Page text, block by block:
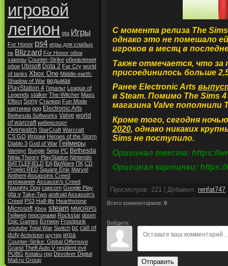
игровой
легион gta Игры
For Honor ps4 игры для слабых
пк Blizzard For Honor обои
хакеры Counter-Strike обновления
обои Ubisoft Dota 2 Far Cry world
of tanks Xbox One Middle-earth:
Shadow of War ведьмак
PlayStation 4 Геральт League of
Legends stalker The-Witcher Mass
Effect Sony Сталкер Fun Mode
картинки gog Electronic Arts
Bethesda Softworks Valve world
of warcraft киберспорт
Overwatch StarCraft Warcraft
CS:GO Игроки Heroes of the Storm
Diablo 3 God of War Геймеры
Vampyr Bungie Sega РС Bethesda
Ninja Theory PlayStation Nintendo
BATTLEFIELD EA BioWare ПК CD
Projekt RED Square Enix Marvel
AnthemAssassins Creed
игромания Assassin’s Creed
Naughty Dog capcom Google Play
gta v Take-Two androidAssassin's
Creed PS3 Half-life Hearthstone
Microsoft Xbox steam MMORPG
Геймер персонажи Rockstar doom
Epic Games Бэтмен Frostpunk
youtube Total War Switch pc call of
dutyActivision шутер игра
Counter-Strike: Global Offensive
Grand Theft Auto V resident evil
PUBG Kotaku rpg Devolver Digital
Mail.ru Group
С момента релиза The
однако это не помешало
игроков в месяц в
Также отмечается, что за
присоединилось больше
Ранее Electronic Arts
в Steam. Помимо The Sims
магазина Valve пополнили
Кроме того, сегодня
2020, однако никаких
Sims не поступило.
Оригинал текста: https://
Оригинал картинки: https://
Просмотров: 221 | Добавил: renfat747
Всего комментариев: 0
Войдите:
Отправить